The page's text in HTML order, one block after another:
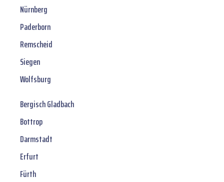
Nürnberg
Paderborn
Remscheid
Siegen
Wolfsburg
Bergisch Gladbach
Bottrop
Darmstadt
Erfurt
Fürth